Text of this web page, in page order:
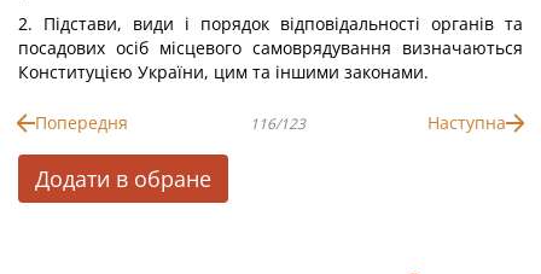
2. Підстави, види і порядок відповідальності органів та
посадових осіб місцевого самоврядування визначаються
Конституцією України, цим та іншими законами.
Попередня 116/123 Наступна
Додати в обране